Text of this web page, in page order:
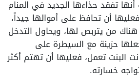
تفقد حذاءها الجديد في المنام
أن تحافظ على أموالها جيداً،
من يتربص لها، ويحاول التدخل
حزينة مع السيطرة على
البنت تعمل، فعليها أن تهتم أكثر
خسارته.